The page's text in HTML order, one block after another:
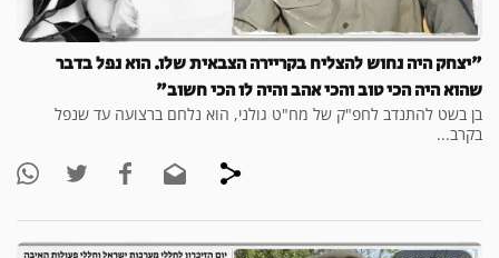
"יצחק היה נחוש להצליח בקריירה הצבאית שלו. הוא נפל בדבר
שהוא היה הכי טוב והכי אהב והיה לו הכי חשוב"
בן בשט להתנדב לחפ"ק של מח"ט גולני, הוא נלחם ברצועה עד שנפל
בקרב...